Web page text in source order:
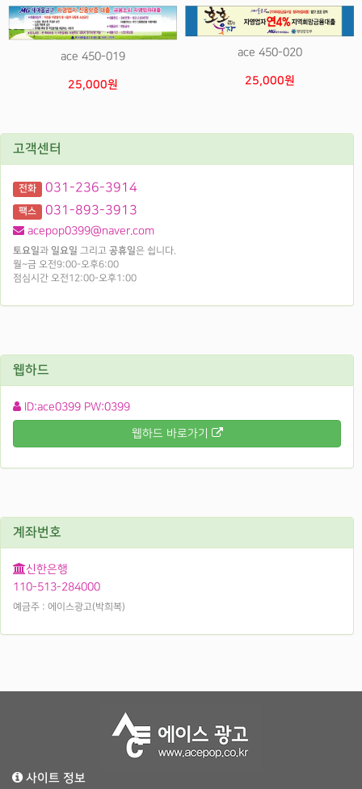
ace 450-019
25,000원
ace 450-020
25,000원
고객센터
전화 031-236-3914
팩스 031-893-3913
acepop0399@naver.com
토요일과 일요일 그리고 공휴일은 쉽니다.
월~금 오전9:00-오후6:00
점심시간 오전12:00-오후1:00
웹하드
ID:ace0399 PW:0399
웹하드 바로가기
계좌번호
신한은행
110-513-284000
예금주 : 에이스광고(박희복)
사이트 정보